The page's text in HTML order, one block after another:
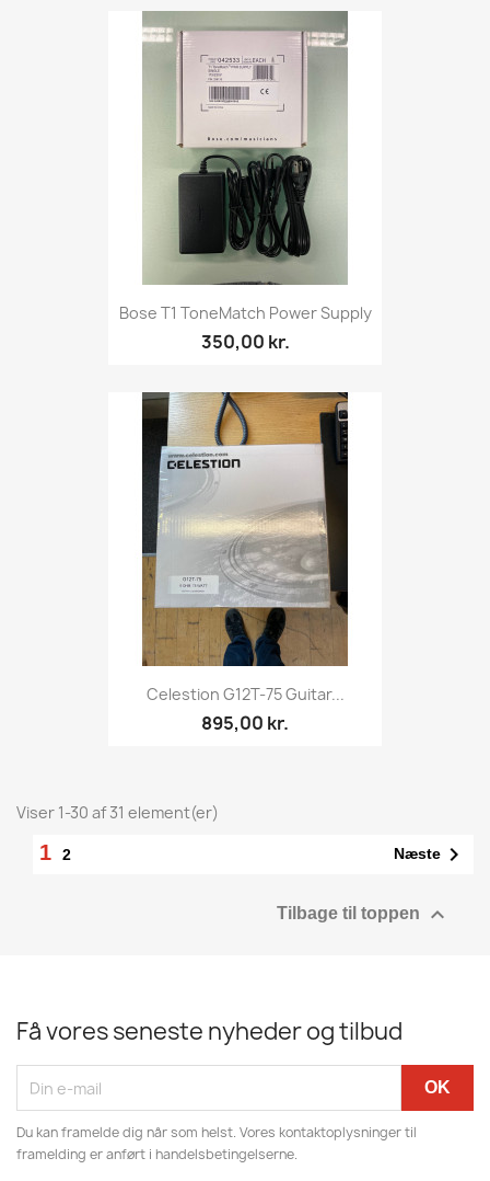
Bose T1 ToneMatch Power Supply
350,00 kr.
Celestion G12T-75 Guitar...
895,00 kr.
Viser 1-30 af 31 element(er)
1 2 Næste 
Tilbage til toppen 
Få vores seneste nyheder og tilbud
Du kan framelde dig når som helst. Vores kontaktoplysninger til
framelding er anført i handelsbetingelserne.